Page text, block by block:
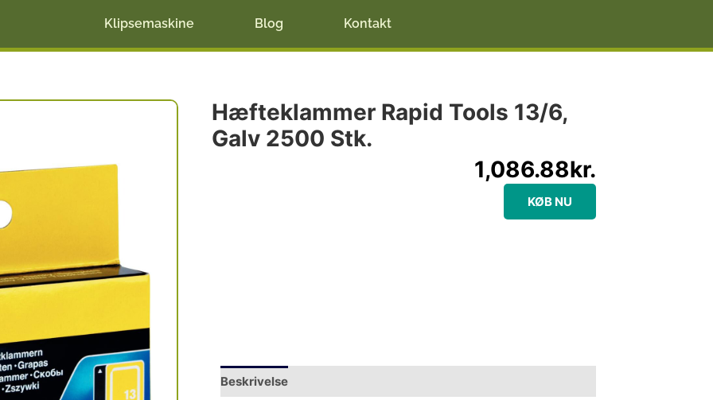
Klipsemaskine Blog Kontakt
Hæfteklammer Rapid Tools 13/6,
Galv 2500 Stk.
1,086.88kr.
KØB NU
Beskrivelse